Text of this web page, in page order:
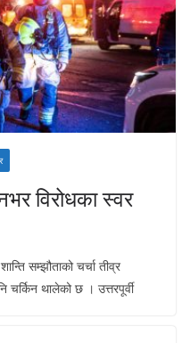
विरोधका स्वर
सम्झौताको चर्चा तीव्र
चर्किन थालेको छ । उत्तरपूर्वी